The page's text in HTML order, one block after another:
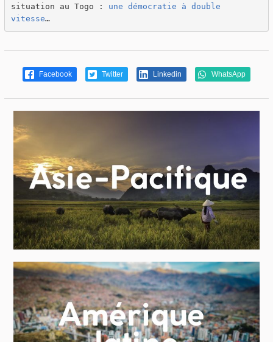
situation au Togo : une démocratie à double
vitesse…
Facebook Twitter Linkedin WhatsApp